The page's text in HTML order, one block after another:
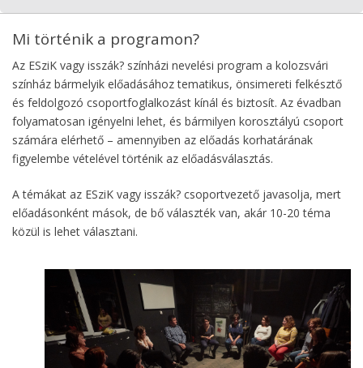
Mi történik a programon?
Az ESziK vagy isszák? színházi nevelési program a kolozsvári
színház bármelyik előadásához tematikus, önsimereti felkésztő
és feldolgozó csoportfoglalkozást kínál és biztosít. Az évadban
folyamatosan igényelni lehet, és bármilyen korosztályú csoport
számára elérhető – amennyiben az előadás korhatárának
figyelembe vételével történik az előadásválasztás.
A témákat az ESziK vagy isszák? csoportvezető javasolja, mert
előadásonként mások, de bő választék van, akár 10-20 téma
közül is lehet választani.